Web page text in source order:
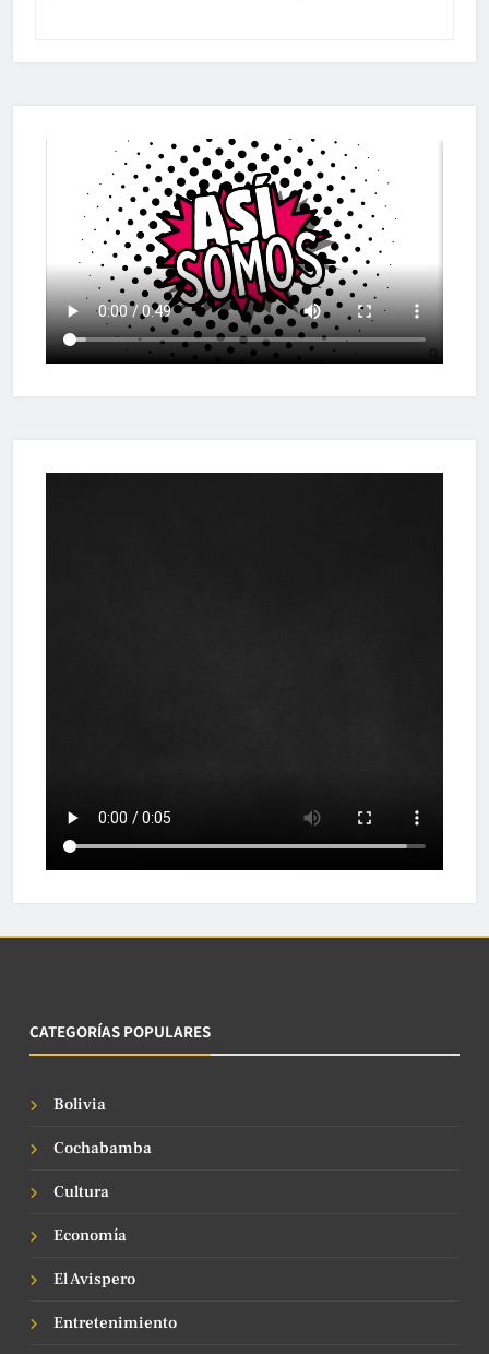
CATEGORÍAS POPULARES
Bolivia
Cochabamba
Cultura
Economía
El Avispero
Entretenimiento